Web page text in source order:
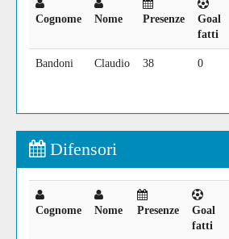
Cognome Nome Presenze
Goal
fatti
Bandoni Claudio 38 0
Difensori
Cognome Nome Presenze
Goal
fatti